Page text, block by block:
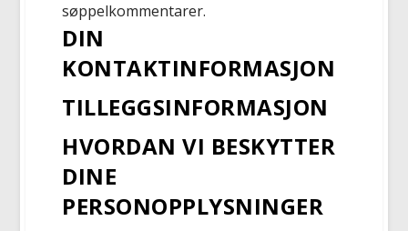
søppelkommentarer.
DIN
KONTAKTINFORMASJON
TILLEGGSINFORMASJON
HVORDAN VI BESKYTTER
DINE
PERSONOPPLYSNINGER